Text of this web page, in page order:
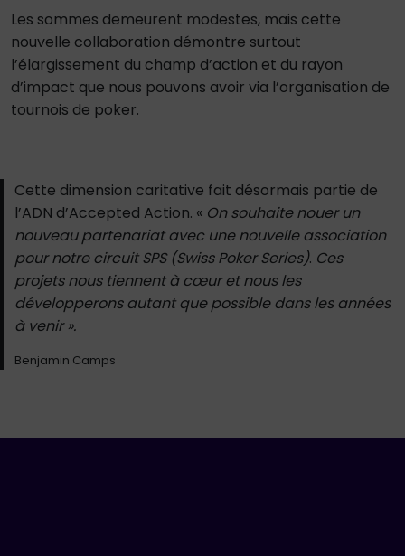
Les sommes demeurent modestes, mais cette
nouvelle collaboration démontre surtout
l’élargissement du champ d’action et du rayon
d’impact que nous pouvons avoir via l’organisation de
tournois de poker.
Cette dimension caritative fait désormais partie de
l’ADN d’Accepted Action. « On souhaite nouer un
nouveau partenariat avec une nouvelle association
pour notre circuit SPS (Swiss Poker Series). Ces
projets nous tiennent à cœur et nous les
développerons autant que possible dans les années
à venir ».
Benjamin Camps